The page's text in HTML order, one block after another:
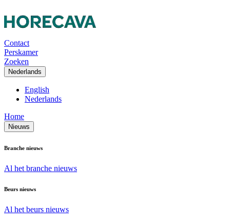
Contact
Perskamer
Zoeken
Nederlands
English
Nederlands
Home
Nieuws
Branche nieuws
Al het branche nieuws
Beurs nieuws
Al het beurs nieuws